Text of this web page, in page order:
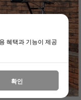
혜택과 기능이 제공
확인